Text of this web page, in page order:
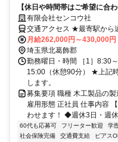
【休日や時間帯はご希望に合
中！経験不問！全員面接します
有限会社センコウ社
交通アクセス ★最寄駅から
カイツリーライン「北越谷
より車で17分 東武アーバン
東武スカイツリーライン「
月給262,000円～430,000円
埼玉県北葛飾郡
勤務曜日・時間 ［1］8:30
15:00（休憩90分） ★上記
します。
募集要項 職種 木工製品の
雇用形態 正社員 仕事内容
わせます！ ◆週休3日・週
60代も応募可 フリーター歓迎 学
社会保険完備
交通費支給 ピアス